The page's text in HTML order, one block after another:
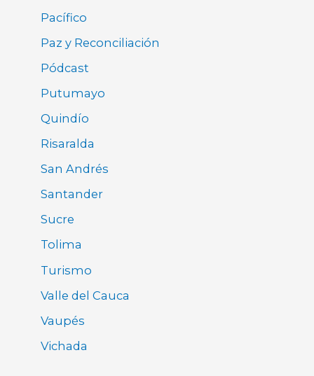
Pacífico
Paz y Reconciliación
Pódcast
Putumayo
Quindío
Risaralda
San Andrés
Santander
Sucre
Tolima
Turismo
Valle del Cauca
Vaupés
Vichada